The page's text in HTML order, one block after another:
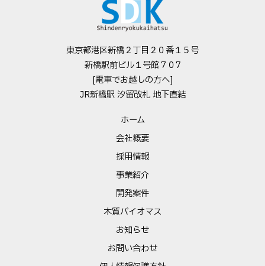
東京都港区新橋２丁目２０番１５号
新橋駅前ビル１号館７０7
[電車でお越しの方へ]
JR新橋駅 汐留改札 地下直結
ホーム
会社概要
採用情報
事業紹介
開発案件
木質バイオマス
お知らせ
お問い合わせ